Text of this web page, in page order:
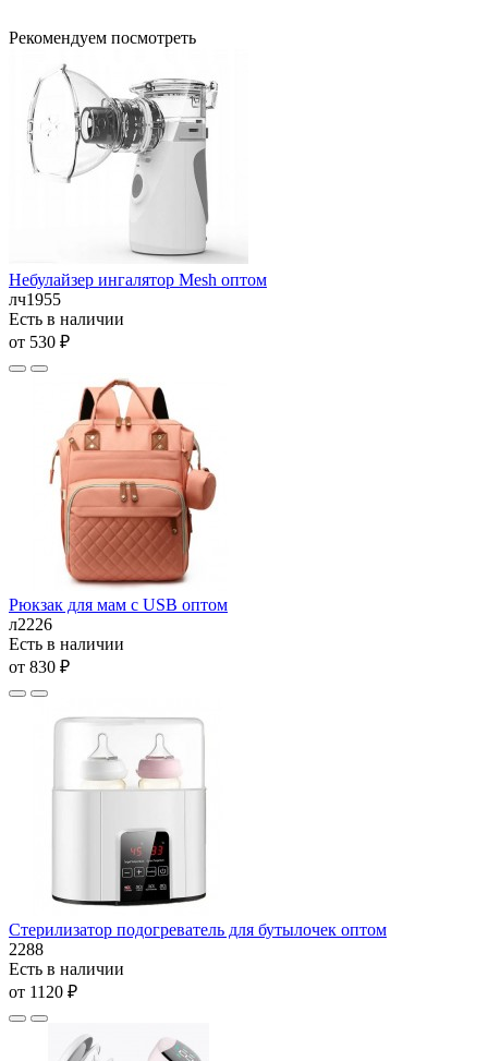
Рекомендуем посмотреть
Небулайзер ингалятор Mesh оптом
лч1955
Есть в наличии
от 530 ₽
Рюкзак для мам с USB оптом
л2226
Есть в наличии
от 830 ₽
Стерилизатор подогреватель для бутылочек оптом
2288
Есть в наличии
от 1120 ₽